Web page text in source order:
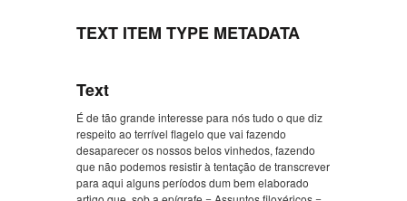
TEXT ITEM TYPE METADATA
Text
É de tão grande interesse para nós tudo o que diz
respeito ao terrível flagelo que vai fazendo
desaparecer os nossos belos vinhedos, fazendo
que não podemos resistir à tentação de transcrever
para aqui alguns períodos dum bem elaborado